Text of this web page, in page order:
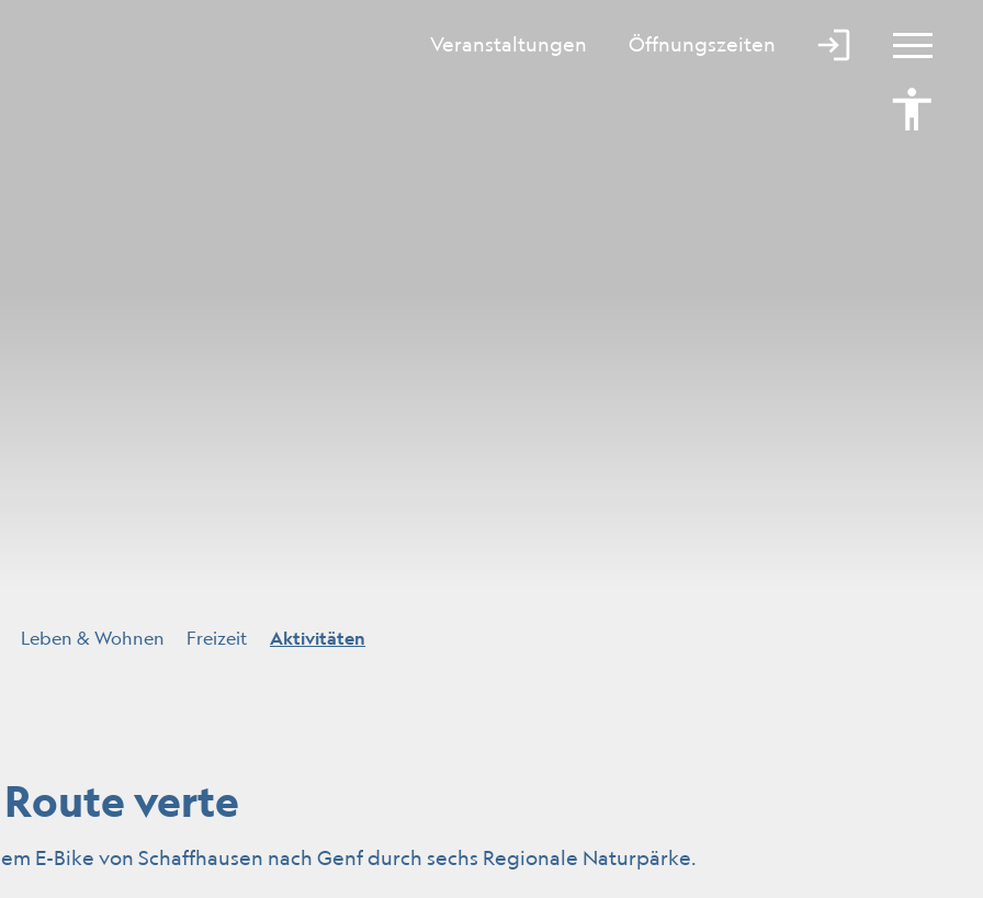
Veranstaltungen Öffnungszeiten
Leben & Wohnen Freizeit Aktivitäten
Route verte
E-Bike von Schaffhausen nach Genf durch sechs Regionale Naturpärke.